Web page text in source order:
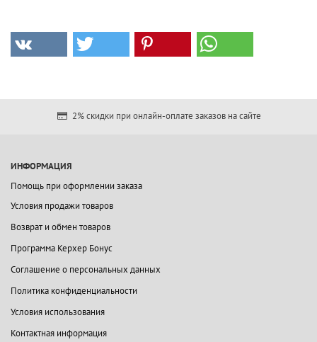
2% скидки при онлайн-оплате заказов на сайте
ИНФОРМАЦИЯ
Помощь при оформлении заказа
Условия продажи товаров
Возврат и обмен товаров
Программа Керхер Бонус
Соглашение о персональных данных
Политика конфиденциальности
Условия использования
Контактная информация